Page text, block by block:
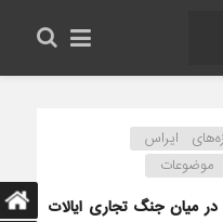
ایراس
موضوعات
در میان جنگ تجاری ایالات